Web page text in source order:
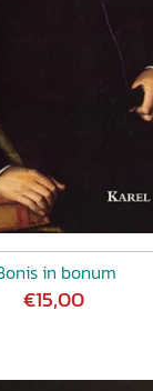
in bonum
€15,00